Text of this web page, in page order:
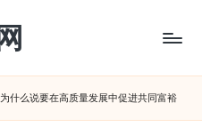
什么说要在高质量发展中促进共同富裕